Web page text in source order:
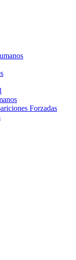
Forzadas